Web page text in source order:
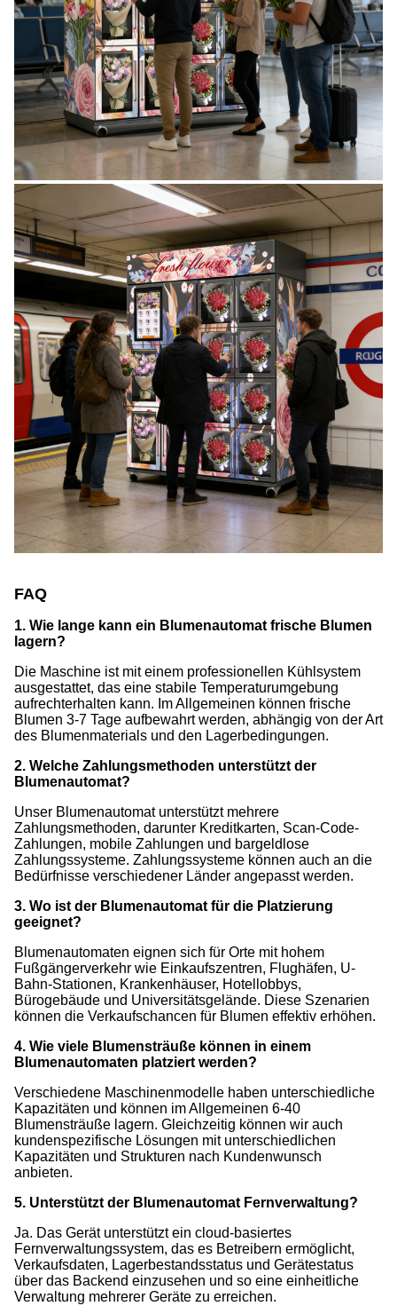
FAQ
1. Wie lange kann ein Blumenautomat frische Blumen
lagern?
Die Maschine ist mit einem professionellen Kühlsystem
ausgestattet, das eine stabile Temperaturumgebung
aufrechterhalten kann. Im Allgemeinen können frische
Blumen 3-7 Tage aufbewahrt werden, abhängig von der Art
des Blumenmaterials und den Lagerbedingungen.
2. Welche Zahlungsmethoden unterstützt der
Blumenautomat?
Unser Blumenautomat unterstützt mehrere
Zahlungsmethoden, darunter Kreditkarten, Scan-Code-
Zahlungen, mobile Zahlungen und bargeldlose
Zahlungssysteme. Zahlungssysteme können auch an die
Bedürfnisse verschiedener Länder angepasst werden.
3. Wo ist der Blumenautomat für die Platzierung
geeignet?
Blumenautomaten eignen sich für Orte mit hohem
Fußgängerverkehr wie Einkaufszentren, Flughäfen, U-
Bahn-Stationen, Krankenhäuser, Hotellobbys,
Bürogebäude und Universitätsgelände. Diese Szenarien
können die Verkaufschancen für Blumen effektiv erhöhen.
4. Wie viele Blumensträuße können in einem
Blumenautomaten platziert werden?
Verschiedene Maschinenmodelle haben unterschiedliche
Kapazitäten und können im Allgemeinen 6-40
Blumensträuße lagern. Gleichzeitig können wir auch
kundenspezifische Lösungen mit unterschiedlichen
Kapazitäten und Strukturen nach Kundenwunsch
anbieten.
5. Unterstützt der Blumenautomat Fernverwaltung?
Ja. Das Gerät unterstützt ein cloud-basiertes
Fernverwaltungssystem, das es Betreibern ermöglicht,
Verkaufsdaten, Lagerbestandsstatus und Gerätestatus
über das Backend einzusehen und so eine einheitliche
Verwaltung mehrerer Geräte zu erreichen.